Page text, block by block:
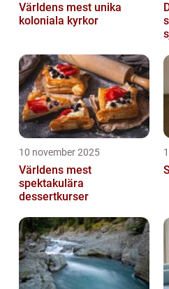
Världens mest unika
koloniala kyrkor
10 november 2025
Världens mest
spektakulära
dessertkurser